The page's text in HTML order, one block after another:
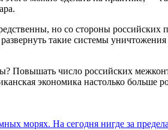
но со стороны российских
такие системы
Повышать число российских
экономика настолько больше
морях. На сегодня нигде за